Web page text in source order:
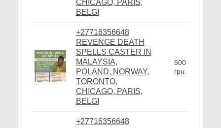
CHICAGO, PARIS,
BELGI
+27716356648
REVENGE DEATH
SPELLS CASTER IN
MALAYSIA,
POLAND, NORWAY,
TORONTO,
CHICAGO, PARIS,
BELGI
500
грн.
+27716356648